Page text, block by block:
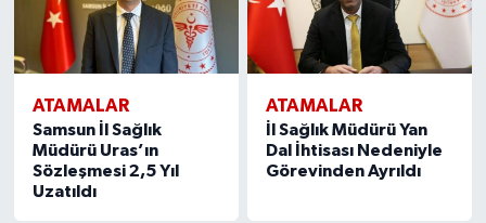
ATAMALAR
Samsun İl Sağlık
Müdürü Uras’ın
Sözleşmesi 2,5 Yıl
Uzatıldı
ATAMALAR
İl Sağlık Müdürü Yan
Dal İhtisası Nedeniyle
Görevinden Ayrıldı